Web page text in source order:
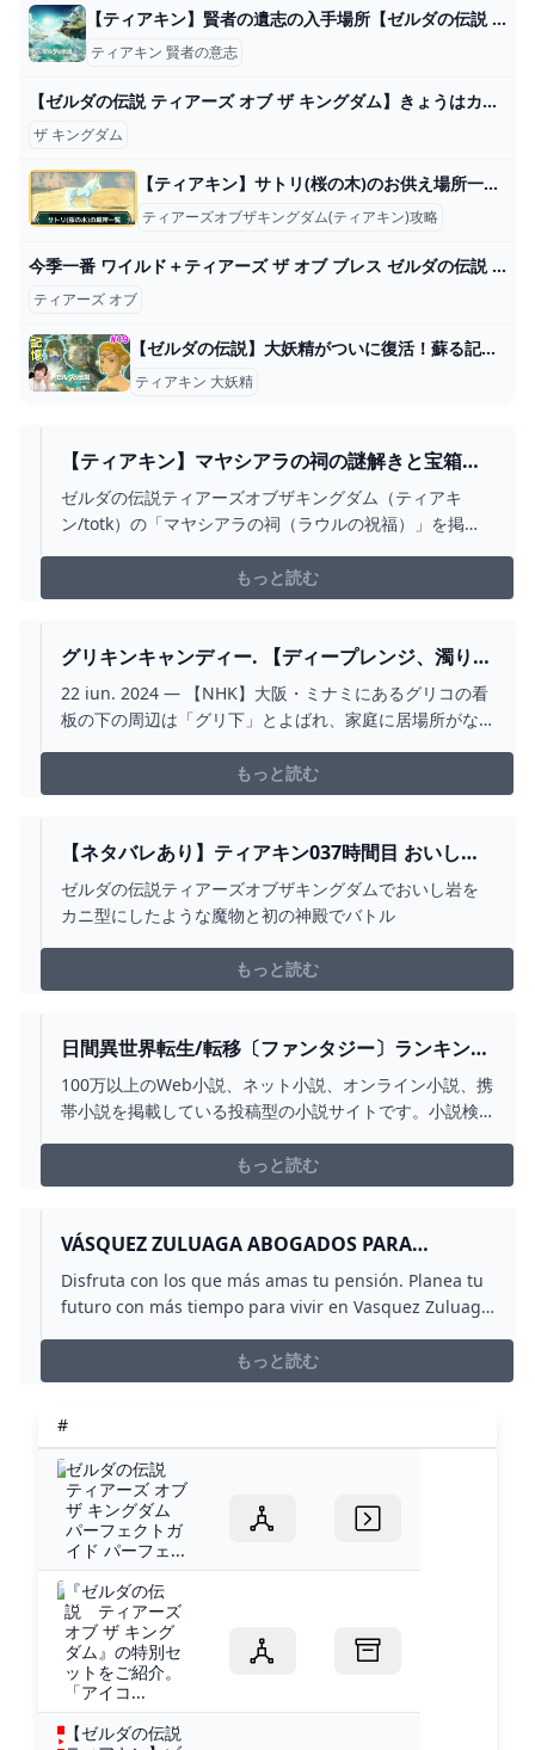
【ティアキン】賢者の遺志の入手場所【ゼルダの伝説 ティアーズオブザキングダム】 hyperWiki
ティアキン 賢者の意志
【ゼルダの伝説 ティアーズ オブ ザ キングダム】きょうはカカリコ村を襲います！ #06 【笹木咲/にじさんじ】 - YouTube
ザ キングダム
【ティアキン】サトリ(桜の木)のお供え場所一覧【ゼルダの伝説ティアーズオブザキングダム】
ティアーズオブザキングダム(ティアキン)攻略
今季一番 ワイルド＋ティアーズ ザ オブ ブレス ゼルダの伝説 オブ キングダム ザ Nintendo Switch - www.buildcentral.com
ティアーズ オブ
【ゼルダの伝説】大妖精がついに復活！蘇る記憶と龍の謎！#19【ティアーズ オブ ザ キングダム】再アップ - YouTube
ティアキン 大妖精
【ティアキン】マヤシアラの祠の謎解きと宝箱の
取り方｜ラウルの祝福【ゼルダの伝説ティアーズ
オブザキングダム】 - 神ゲー攻略
ゼルダの伝説ティアーズオブザキングダム（ティアキ
ン/totk）の「マヤシアラの祠（ラウルの祝福）」を掲
練のやり方や報酬などについて紹介しています。
もっと読む
グリキンキャンディー. 【ディープレンジ、濁り潮
で効果を発揮】 普段より濁りが強い時にお勧め。
ローライト下で最も強いゴールド 2024
22 iun. 2024 — 【NHK】大阪・ミナミにあるグリコの看
板の下の周辺は「グリ下」とよばれ、家庭に居場所がな
ian. 2024 — 大阪・ミナミの戎橋の下にその場所はある。
グリコの看板の下、略して『グリ下』。2024年の夏ごろ
大阪・ミナミの真ん中、グリコの看板のすぐ下に通称
「グリ下」はあります。2024年6月ごろから毎日、数十人
の若者が集まっています。 【グリ下に集まる若者
もっと読む
【ネタバレあり】ティアキン037時間目 おいし岩
は蟹味か、早く流せと思う泥、空島で賢者の遺志
ゼルダの伝説ティアーズオブザキングダムでおいし岩を
カニ型にしたような魔物と初の神殿でバトル
もっと読む
日間異世界転生/転移〔ファンタジー〕ランキング
小説を読もう！
100万以上のWeb小説、ネット小説、オンライン小説、携
帯小説を掲載している投稿型の小説サイトです。小説検
もっと読む
VÁSQUEZ ZULUAGA ABOGADOS PARA
PENSIÓN CALI
Disfruta con los que más amas tu pensión. Planea tu
futuro con más tiempo para vivir en Vasquez Zuluaga
もっと読む
#
ゼルダの伝説
ティアーズ オブ
ザ キングダム
パーフェクトガ
イド パーフェ...
『ゼルダの伝
説 ティアーズ
オブ ザ キング
ダム』の特別セ
ットをご紹介。
「アイコ...
【ゼルダの伝説